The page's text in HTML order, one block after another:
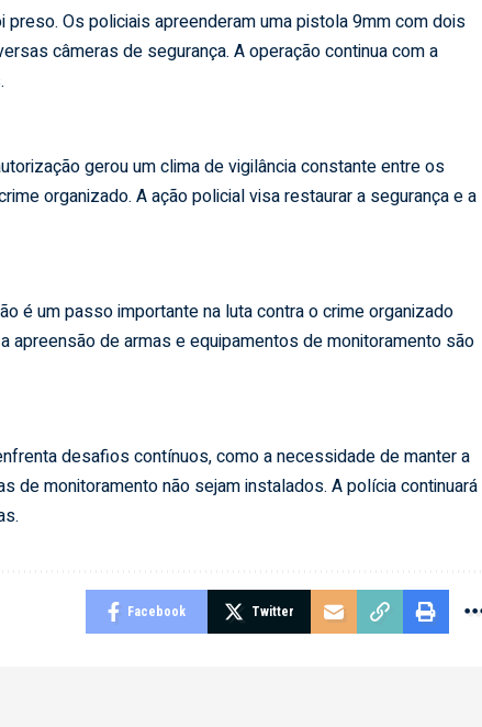
Os policiais apreenderam uma pistola 9mm com dois
câmeras de segurança. A operação continua com a
gerou um clima de vigilância constante entre os
organizado. A ação policial visa restaurar a segurança e a
é um passo importante na luta contra o crime organizado
apreensão de armas e equipamentos de monitoramento são
desafios contínuos, como a necessidade de manter a
de monitoramento não sejam instalados. A polícia continuará
Facebook Twitter